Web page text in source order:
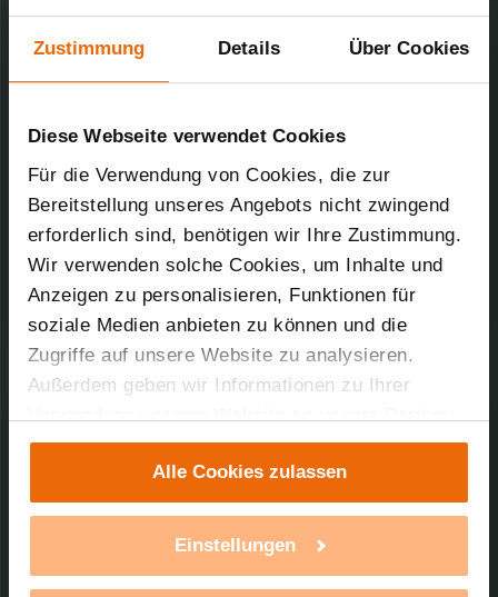
Zustimmung Details Über Cookies
Diese Webseite verwendet Cookies
Für die Verwendung von Cookies, die zur
Bereitstellung unseres Angebots nicht zwingend
erforderlich sind, benötigen wir Ihre Zustimmung.
Wir verwenden solche Cookies, um Inhalte und
Anzeigen zu personalisieren, Funktionen für
soziale Medien anbieten zu können und die
Zugriffe auf unsere Website zu analysieren.
Außerdem geben wir Informationen zu Ihrer
Verwendung unserer Website an unsere Partner
für soziale Medien, Werbung und Analysen weiter.
Unsere Partner führen diese Informationen
möglicherweise mit weiteren Daten zusammen,
die Sie ihnen bereitgestellt haben oder die sie im
Alle Cookies zulassen
Einstellungen
EM 1000 Energiemessstelle
Kurz-Bez.: EM1000
Artikel-Nr.: 62117
31.01.2006
56,84 KB
Technischer Support
unserer Produkte?
mehr Infos